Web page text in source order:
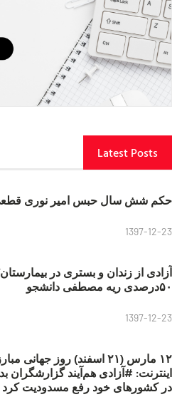
Latest Posts
حکم شش سال حبس امیر نوری
1397-12-23
آزادی از زندان و بستری در
۵۰درصدی ریه مصطفی دانشجو
1397-12-23
۱۲ مارس (۲۱ اسفند) روز
در کشورهای خود رفع مسدودیت کرد